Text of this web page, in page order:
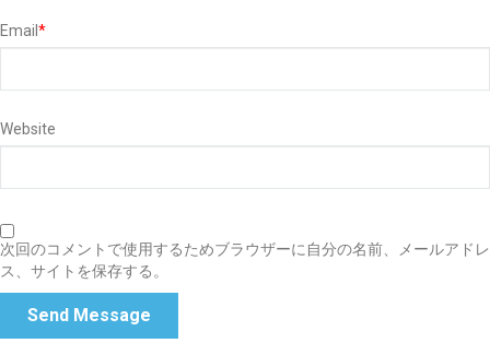
Email *
Website
次回のコメントで使用するためブラウザーに自分の名前、メールアドレ
ス、サイトを保存する。